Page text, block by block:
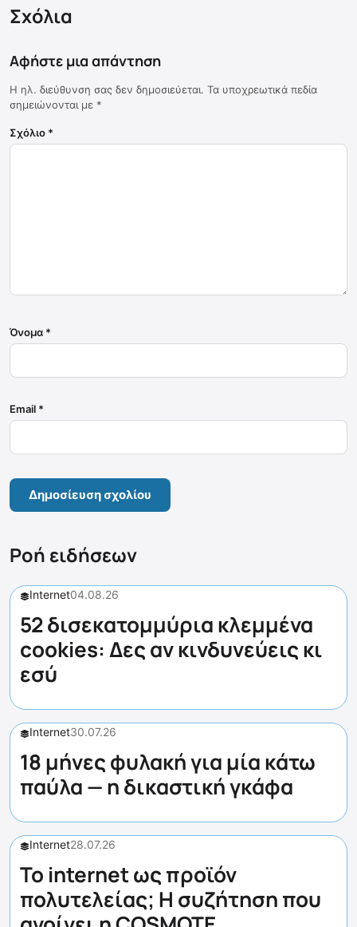
Σχόλια
Αφήστε μια απάντηση
Η ηλ. διεύθυνση σας δεν δημοσιεύεται. Τα υποχρεωτικά πεδία
σημειώνονται με *
Σχόλιο *
Όνομα *
Email *
Ροή ειδήσεων
Internet04.08.26
52 δισεκατομμύρια κλεμμένα
cookies: Δες αν κινδυνεύεις κι
εσύ
Internet30.07.26
18 μήνες φυλακή για μία κάτω
παύλα — η δικαστική γκάφα
Internet28.07.26
Το internet ως προϊόν
πολυτελείας; Η συζήτηση που